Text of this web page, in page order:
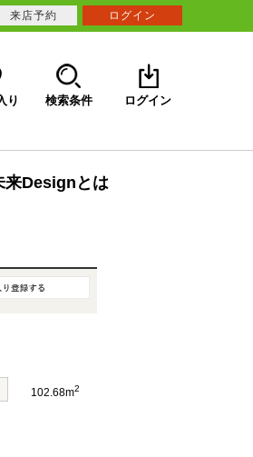
り 検索条件 ログイン
来Designとは
102.68m2
来店予約 ログイン